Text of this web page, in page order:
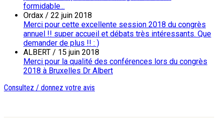
formidable...
Ordax / 22 juin 2018
Merci pour cette excellente session 2018 du congrès
annuel !! super accueil et débats très intéressants. Que
demander de plus !! : )
ALBERT / 15 juin 2018
Merci pour la qualité des conférences lors du congrès
2018 à Bruxelles Dr Albert
Consultez / donnez votre avis